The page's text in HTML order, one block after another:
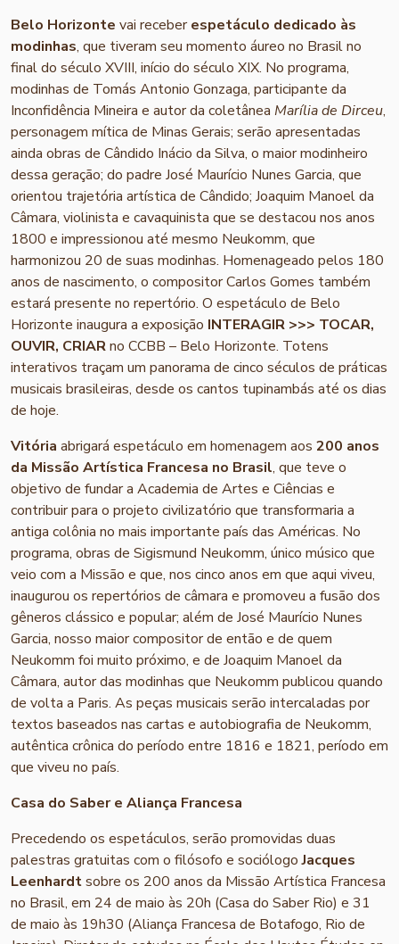
Belo Horizonte vai receberespetáculo dedicado às
modinhas, que tiveram seu momento áureo no Brasil no
final do século XVIII, início do século XIX. No programa,
modinhas de Tomás Antonio Gonzaga, participante da
Inconfidência Mineira e autor da coletânea Marília de Dirceu,
personagem mítica de Minas Gerais; serão apresentadas
ainda obras de Cândido Inácio da Silva, o maior modinheiro
dessa geração; do padre José Maurício Nunes Garcia, que
orientou trajetória artística de Cândido; Joaquim Manoel da
Câmara, violinista e cavaquinista que se destacou nos anos
1800 e impressionou até mesmo Neukomm, que
harmonizou 20 de suas modinhas. Homenageado pelos 180
anos de nascimento, o compositor Carlos Gomes também
estará presente no repertório. O espetáculo de Belo
Horizonte inaugura a exposição INTERAGIR >>> TOCAR,
OUVIR, CRIARno CCBB – Belo Horizonte. Totens
interativos traçam um panorama de cinco séculos de práticas
musicais brasileiras, desde os cantos tupinambás até os dias
de hoje.
Vitória abrigará espetáculo em homenagem aos 200 anos
da Missão Artística Francesa no Brasil, que teve o
objetivo de fundar a Academia de Artes e Ciências e
contribuir para o projeto civilizatório que transformaria a
antiga colônia no mais importante país das Américas. No
programa, obras de Sigismund Neukomm, único músico que
veio com a Missão e que, nos cinco anos em que aqui viveu,
inaugurou os repertórios de câmara e promoveu a fusão dos
gêneros clássico e popular; além de José Maurício Nunes
Garcia, nosso maior compositor de então e de quem
Neukomm foi muito próximo, e de Joaquim Manoel da
Câmara, autor das modinhas que Neukomm publicou quando
de volta a Paris. As peças musicais serão intercaladas por
textos baseados nas cartas e autobiografia de Neukomm,
autêntica crônica do período entre 1816 e 1821, período em
que viveu no país.
Casa do Saber e Aliança Francesa
Precedendo os espetáculos, serão promovidas duas
palestras gratuitas com o filósofo e sociólogoJacques
Leenhardtsobre os 200 anos da Missão Artística Francesa
no Brasil, em 24 de maio às 20h (Casa do Saber Rio) e 31
de maio às 19h30 (Aliança Francesa de Botafogo, Rio de